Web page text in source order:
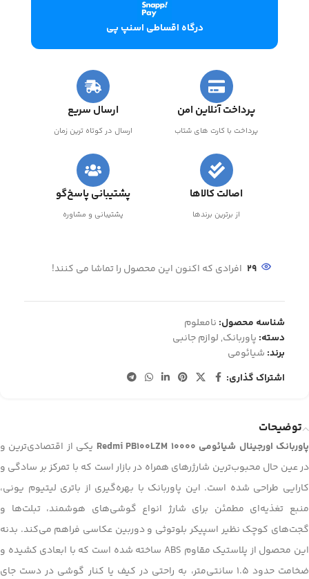
درگاه اقساطی اسنپ پی
پرداخت آنلاین امن
پرداخت با کارت های شتاب
ارسال سریع
ارسال در کوتاه ترین زمان
اصالت کالاها
از برترین برندها
پشتیبانی پاسخ‌گو
پشتیبانی و مشاوره
29 افرادی که اکنون این محصول را تماشا می کنند!
شناسه محصول: نامعلوم
دسته: پاوربانک, لوازم جانبی
برند: شیائومی
اشتراک گذاری:
توضیحات
پاوربانک اورجینال شیائومی 10000 Redmi PB100LZM
یکی از اقتصادی‌ترین و
در عین حال محبوب‌ترین شارژرهای همراه در بازار است که با تمرکز بر سادگی و
کارایی طراحی شده است. این پاوربانک با بهره‌گیری از باتری لیتیوم یونی،
منبع تغذیه‌ای مطمئن برای شارژ انواع گوشی‌های هوشمند، تبلت‌ها و
گجت‌های کوچک نظیر اسپیکر بلوتوثی و دوربین عکاسی فراهم می‌کند. بدنه
این محصول از پلاستیک مقاوم ABS ساخته شده است که با ابعادی کشیده و
ضخامت حدود ۱.۵ سانتی‌متر، به راحتی در کیف یا کنار گوشی در دست جای